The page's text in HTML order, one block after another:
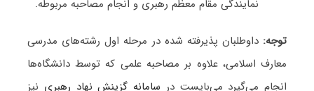
نمایندگی مقام معظم رهبری و انجام مصاحبه مربوطه.
توجه: داوطلبان پذیرفته شده در مرحله اول رشته‌های مدرسی
معارف اسلامی، علاوه بر مصاحبه علمی که توسط دانشگاه‌ها
انجام می‌گیرد می‌بایست در سامانه گزینش نهاد رهبری نیز